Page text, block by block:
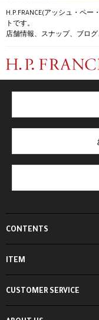
H.P.FRANCE(アッシュ・ペ
トです。
店舗情報、スナップ、ブログ
CONTENTS
ITEM
CUSTOMER SERVICE